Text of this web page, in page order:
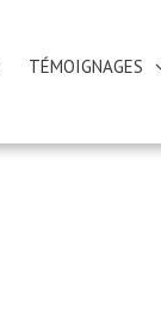
TÉMOIGNAGES